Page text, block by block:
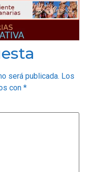
será publicada. Los
con *